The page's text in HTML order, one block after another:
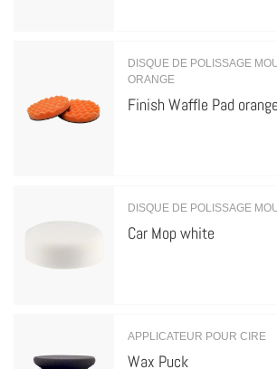
DISQUE DE POLISSAGE
ORANGE
Finish Waffle Pad orange
DISQUE DE POLISSAGE
Car Mop white
APPLICATEUR POUR CIRE
Wax Puck